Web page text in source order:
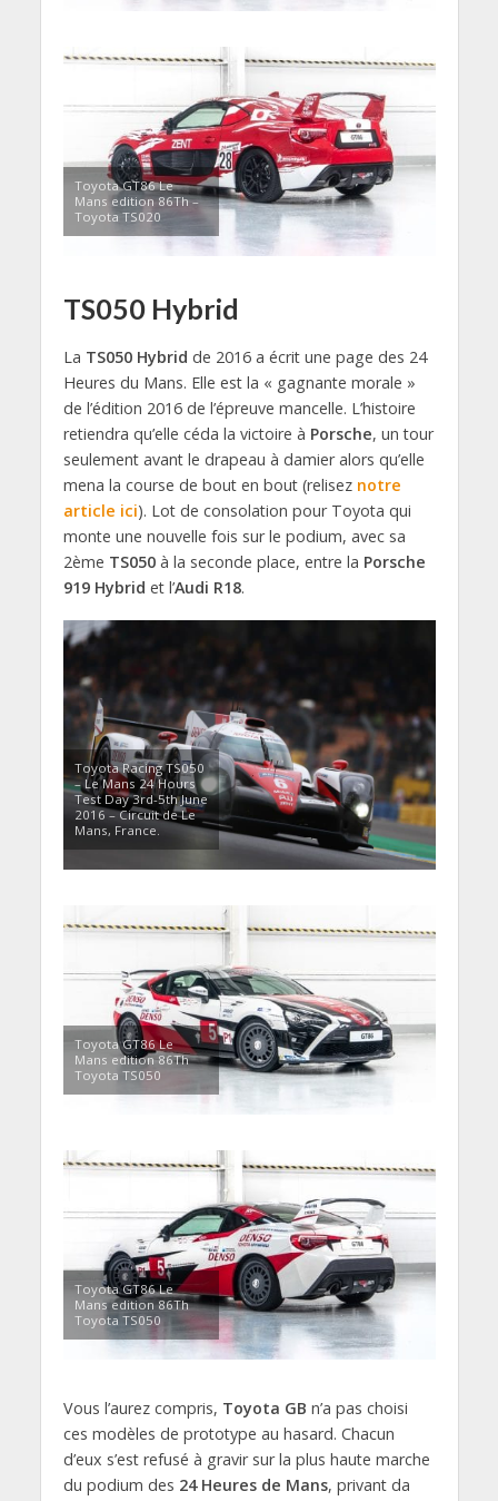
Toyota GT86 Le
Mans edition 86Th –
Toyota TS020
TS050 Hybrid
La TS050 Hybrid de 2016 a écrit une page des 24
Heures du Mans. Elle est la « gagnante morale »
de l’édition 2016 de l’épreuve mancelle. L’histoire
retiendra qu’elle céda la victoire à Porsche, un tour
seulement avant le drapeau à damier alors qu’elle
mena la course de bout en bout (relisez notre
article ici). Lot de consolation pour Toyota qui
monte une nouvelle fois sur le podium, avec sa
2ème TS050à la seconde place, entre la Porsche
919 Hybrid et l’Audi R18.
Toyota Racing TS050
– Le Mans 24 Hours
Test Day 3rd-5th June
2016 – Circuit de Le
Mans, France.
Toyota GT86 Le
Mans edition 86Th
Toyota TS050
Toyota GT86 Le
Mans edition 86Th
Toyota TS050
Vous l’aurez compris, Toyota GB n’a pas choisi
ces modèles de prototype au hasard. Chacun
d’eux s’est refusé à gravir sur la plus haute marche
du podium des 24 Heures de Mans, privant da